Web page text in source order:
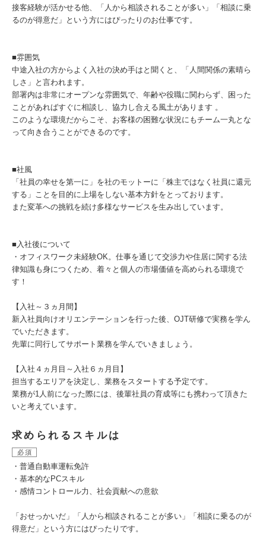
接客経験が活かせる他、「人から相談されることが多い」「相談に乗
るのが得意だ」という方にはぴったりのお仕事です。
■雰囲気
中途入社の方からよく入社の決め手はと聞くと、「人間関係の素晴ら
しさ」と言われます。
部署内は非常にオープンな雰囲気で、年齢や役職に関わらず、困った
ことがあればすぐに相談し、協力し合える風土があります 。
このような環境だからこそ、お客様の困難な状況にもチーム一丸とな
って向き合うことができるのです。
■社風
「社員の幸せを第一に」を社のモットーに「株主ではなく社員に還元
する」ことを目的に上場をしない基本方針をとっております。
また変革への挑戦を続け多様なサービスを⽣み出しています。
■入社後について
・オフィスワーク未経験OK。仕事を通じて交渉力や住居に関する法
律知識も身につくため、着々と個人の市場価値を高められる環境で
す！
【入社～３ヵ月間】
新入社員向けオリエンテーションを行った後、OJT研修で実務を学ん
でいただきます。
先輩に同行してサポート業務を学んでいきましょう。
【入社４ヵ月目～入社６ヵ月目】
担当するエリアを決定し、業務をスタートする予定です。
業務が1人前になった際には、後輩社員の育成等にも携わって頂きた
いと考えています。
求められるスキルは
必須
・普通自動車運転免許
・基本的なPCスキル
・感情コントロール力、社会貢献への意欲
「おせっかいだ」「人から相談されることが多い」「相談に乗るのが
得意だ」という方にはぴったりです。